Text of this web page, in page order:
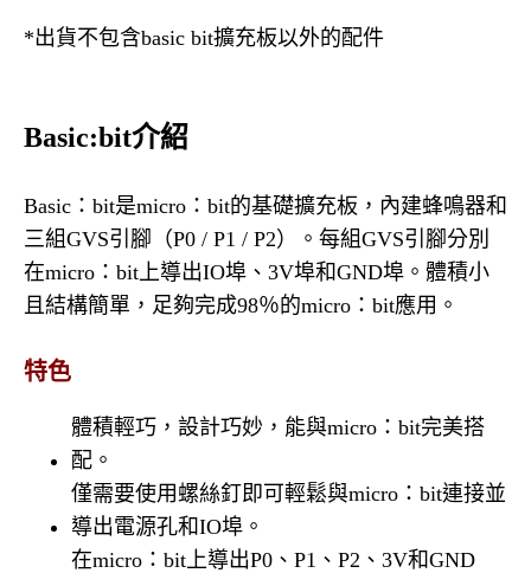
*出貨不包含basic bit擴充板以外的配件
Basic:bit介紹
Basic：bit是micro：bit的基礎擴充板，內建蜂鳴器和
三組GVS引腳（P0 / P1 / P2）。每組GVS引腳分別
在micro：bit上導出IO埠、3V埠和GND埠。體積小
且結構簡單，足夠完成98％的micro：bit應用。
特色
體積輕巧，設計巧妙，能與micro：bit完美搭
配。
僅需要使用螺絲釘即可輕鬆與micro：bit連接並
導出電源孔和IO埠。
在micro：bit上導出P0、P1、P2、3V和GND